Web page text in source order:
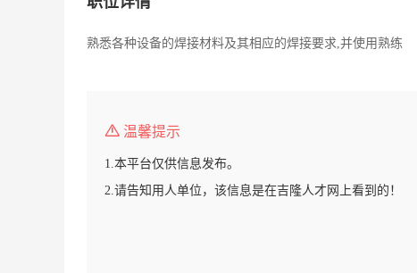
熟悉各种设备的焊接材料及其相应的焊接要求,并使用熟练
温馨提示
1.本平台仅供信息发布。
2.请告知用人单位，该信息是在吉隆人才网上看到的！